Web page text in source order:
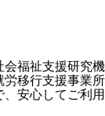
会福祉支援研究機
労移行支援事業所
安心してご利用